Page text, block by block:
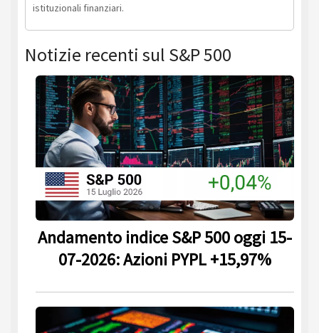
istituzionali finanziari.
Notizie recenti sul S&P 500
Andamento indice S&P 500 oggi 15-
07-2026: Azioni PYPL +15,97%